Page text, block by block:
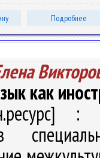
Подробнее
как
: